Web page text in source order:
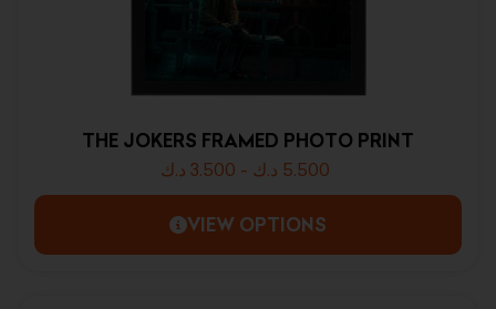
THE JOKERS FRAMED PHOTO PRINT
3.500 د.ك - 5.500 د.ك
VIEW OPTIONS